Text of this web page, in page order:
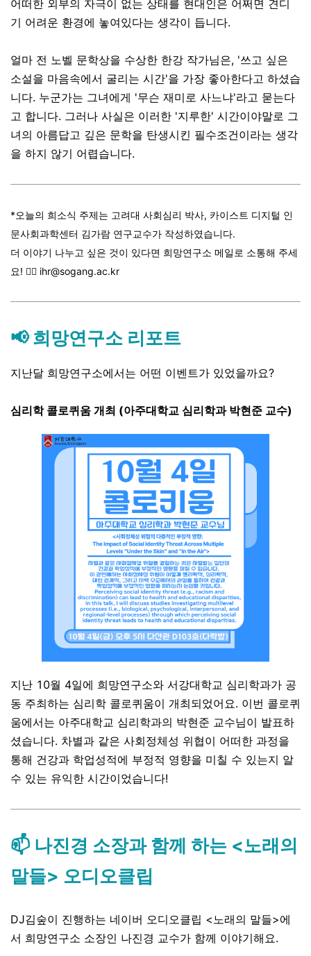
어떠한 외부의 자극이 없는 상태를 현대인은 어쩌면 견디
기 어려운 환경에 놓여있다는 생각이 듭니다.
얼마 전 노벨 문학상을 수상한 한강 작가님은, '쓰고 싶은
소설을 마음속에서 굴리는 시간'을 가장 좋아한다고 하셨습
니다. 누군가는 그녀에게 '무슨 재미로 사느냐'라고 묻는다
고 합니다. 그러나 사실은 이러한 '지루한' 시간이야말로 그
녀의 아름답고 깊은 문학을 탄생시킨 필수조건이라는 생각
을 하지 않기 어렵습니다.
*오늘의 희소식 주제는 고려대 사회심리 박사, 카이스트 디지털 인
문사회과학센터 김가람 연구교수가 작성하였습니다.
더 이야기 나누고 싶은 것이 있다면 희망연구소 메일로 소통해 주세
요! 👉🏼 ihr@sogang.ac.kr
📢 희망연구소 리포트
지난달 희망연구소에서는 어떤 이벤트가 있었을까요?
심리학 콜로퀴움 개최 (아주대학교 심리학과 박현준 교수)
지난 10월 4일에 희망연구소와 서강대학교 심리학과가 공
동 주최하는 심리학 콜로퀴움이 개최되었어요. 이번 콜로퀴
움에서는 아주대학교 심리학과의 박현준 교수님이 발표하
셨습니다. 차별과 같은 사회정체성 위협이 어떠한 과정을
통해 건강과 학업성적에 부정적 영향을 미칠 수 있는지 알
수 있는 유익한 시간이었습니다!
📫 나진경 소장과 함께 하는 <노래의
말들> 오디오클립
DJ김숲이 진행하는 네이버 오디오클립 <노래의 말들>에
서 희망연구소 소장인 나진경 교수가 함께 이야기해요.